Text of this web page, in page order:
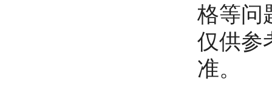
格等问
仅供参
准。